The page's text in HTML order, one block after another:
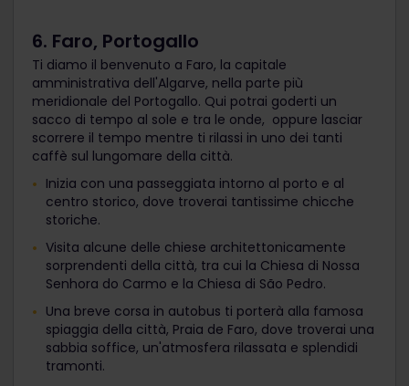
6. Faro, Portogallo
Ti diamo il benvenuto a Faro, la capitale
amministrativa dell'Algarve, nella parte più
meridionale del Portogallo. Qui potrai goderti un
sacco di tempo al sole e tra le onde, oppure lasciar
scorrere il tempo mentre ti rilassi in uno dei tanti
caffè sul lungomare della città.
Inizia con una passeggiata intorno al porto e al
centro storico, dove troverai tantissime chicche
storiche.
Visita alcune delle chiese architettonicamente
sorprendenti della città, tra cui la Chiesa di Nossa
Senhora do Carmo e la Chiesa di São Pedro.
Una breve corsa in autobus ti porterà alla famosa
spiaggia della città, Praia de Faro, dove troverai una
sabbia soffice, un'atmosfera rilassata e splendidi
tramonti.